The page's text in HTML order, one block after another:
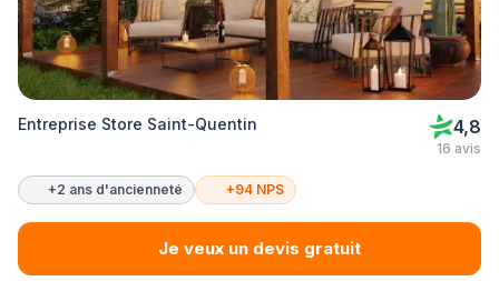
Entreprise Store Saint-Quentin 4,8
16 avis
+2 ans d'ancienneté +94 NPS
Je veux un devis gratuit